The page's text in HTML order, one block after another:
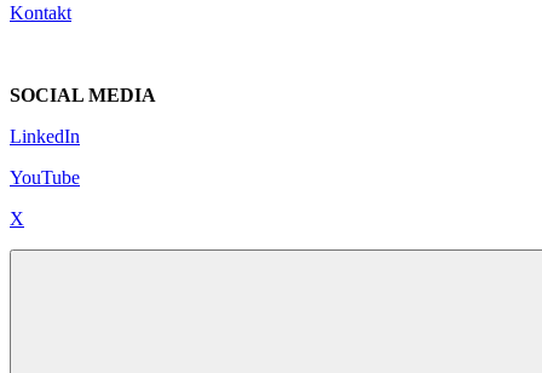
Kontakt
SOCIAL MEDIA
LinkedIn
YouTube
X